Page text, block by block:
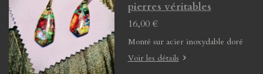
pierres véritables
16,00 €
Monté sur acier inoxydable doré
Voir les détails